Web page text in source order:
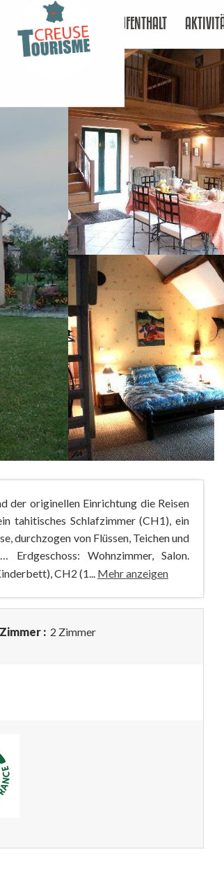
AUFENTHALT
der originellen Einrichtung die Reisen
tahitisches Schlafzimmer (CH1), ein
durchzogen von Flüssen, Teichen und
Erdgeschoss: Wohnzimmer, Salon.
CH2 (1... Mehr anzeigen
Zimmer : 2 Zimmer